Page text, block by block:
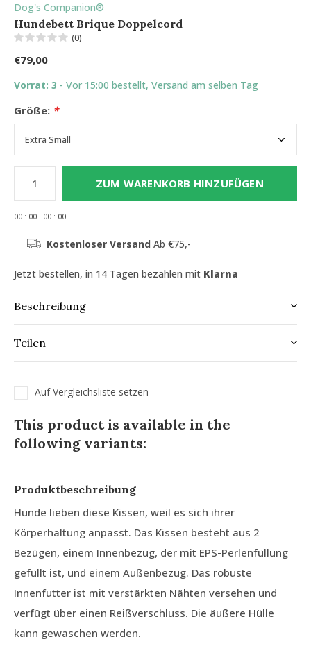
Dog's Companion®
Hundebett Brique Doppelcord
(0)
€79,00
Vorrat: 3 - Vor 15:00 bestellt, Versand am selben Tag
Größe: *
ZUM WARENKORB HINZUFÜGEN
00 : 00 : 00 : 00
Kostenloser Versand Ab €75,-
Jetzt bestellen, in 14 Tagen bezahlen mit Klarna
Beschreibung
Teilen
Auf Vergleichsliste setzen
This product is available in the
following variants:
Produktbeschreibung
Hunde lieben diese Kissen, weil es sich ihrer
Körperhaltung anpasst. Das Kissen besteht aus 2
Bezügen, einem Innenbezug, der mit EPS-Perlenfüllung
gefüllt ist, und einem Außenbezug. Das robuste
Innenfutter ist mit verstärkten Nähten versehen und
verfügt über einen Reißverschluss. Die äußere Hülle
kann gewaschen werden.